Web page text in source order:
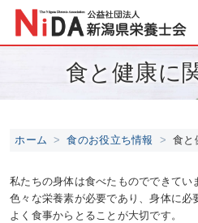
食と健康に
ホーム 食のお役立ち情報 食と
私たちの身体は食べたものでできてい
色々な栄養素が必要であり、身体に必
よく食事からとることが大切です。